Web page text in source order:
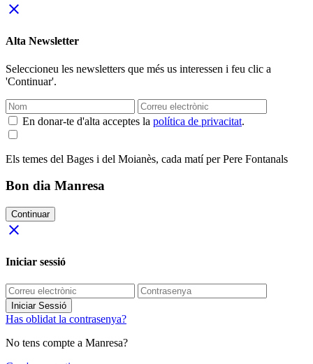
close
Alta Newsletter
Seleccioneu les newsletters que més us interessen i feu clic a
'Continuar'.
En donar-te d'alta acceptes la política de privacitat.
Els temes del Bages i del Moianès, cada matí per Pere Fontanals
Bon dia Manresa
Continuar
close
Iniciar sessió
Iniciar Sessió
Has oblidat la contrasenya?
No tens compte a Manresa?